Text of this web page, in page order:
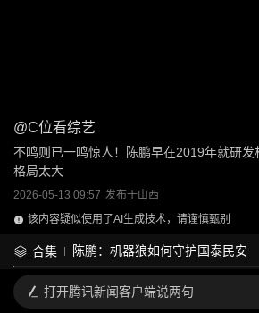
@C位看综艺
不鸣则已一鸣惊人！陈鹏早在2019年就研发
格局太大
2026-05-13 09:57 发布于山西
该内容疑似使用了AI生成技术，请谨慎甄别
合集 陈鹏：机器狼如何守护国泰民安
打开腾讯新闻客户端说两句